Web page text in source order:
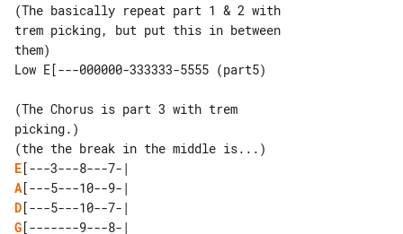
(The basically repeat part 1 & 2 with
trem picking, but put this in between
them)
Low E[---000000-333333-5555 (part5)
(The Chorus is part 3 with trem
picking.)
E
A
D
G